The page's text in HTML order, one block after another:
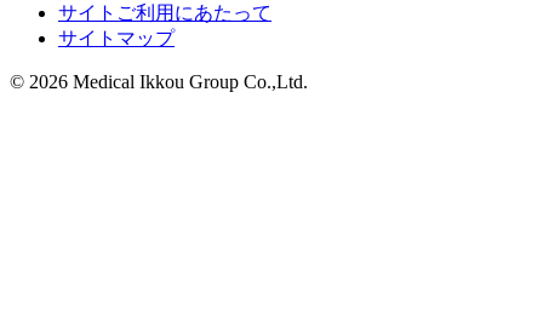
サイトご利用にあたって
サイトマップ
© 2026 Medical Ikkou Group Co.,Ltd.